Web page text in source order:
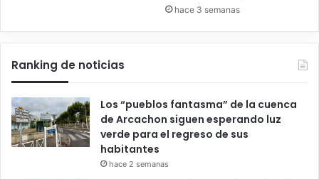
hace 3 semanas
Ranking de noticias
Los “pueblos fantasma” de la cuenca
de Arcachon siguen esperando luz
verde para el regreso de sus
habitantes
hace 2 semanas